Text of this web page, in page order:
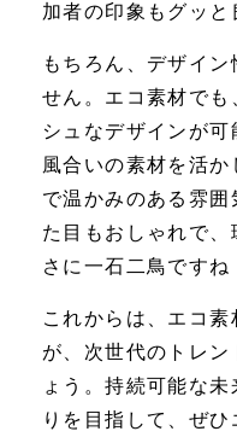
加者の印象もグッと
もちろん、デザイ
せん。エコ素材でも
シュなデザインが
風合いの素材を活
で温かみのある雰
た目もおしゃれで、
さに一石二鳥ですね
これからは、エコ
が、次世代のトレン
ょう。持続可能な未
りを目指して、ぜ